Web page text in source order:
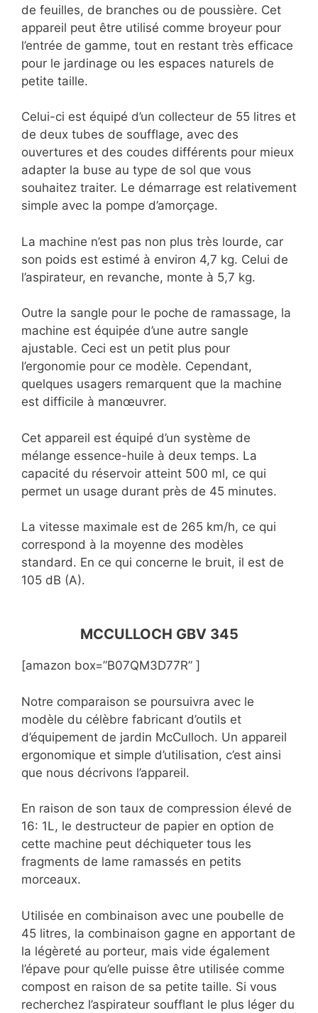
de feuilles, de branches ou de poussière. Cet
appareil peut être utilisé comme broyeur pour
l’entrée de gamme, tout en restant très efficace
pour le jardinage ou les espaces naturels de
petite taille.
Celui-ci est équipé d’un collecteur de 55 litres et
de deux tubes de soufflage, avec des
ouvertures et des coudes différents pour mieux
adapter la buse au type de sol que vous
souhaitez traiter. Le démarrage est relativement
simple avec la pompe d’amorçage.
La machine n’est pas non plus très lourde, car
son poids est estimé à environ 4,7 kg. Celui de
l’aspirateur, en revanche, monte à 5,7 kg.
Outre la sangle pour le poche de ramassage, la
machine est équipée d’une autre sangle
ajustable. Ceci est un petit plus pour
l’ergonomie pour ce modèle. Cependant,
quelques usagers remarquent que la machine
est difficile à manœuvrer.
Cet appareil est équipé d’un système de
mélange essence-huile à deux temps. La
capacité du réservoir atteint 500 ml, ce qui
permet un usage durant près de 45 minutes.
La vitesse maximale est de 265 km/h, ce qui
correspond à la moyenne des modèles
standard. En ce qui concerne le bruit, il est de
105 dB (A).
MCCULLOCH GBV 345
[amazon box=”B07QM3D77R” ]
Notre comparaison se poursuivra avec le
modèle du célèbre fabricant d’outils et
d’équipement de jardin McCulloch. Un appareil
ergonomique et simple d’utilisation, c’est ainsi
que nous décrivons l’appareil.
En raison de son taux de compression élevé de
16: 1L, le destructeur de papier en option de
cette machine peut déchiqueter tous les
fragments de lame ramassés en petits
morceaux.
Utilisée en combinaison avec une poubelle de
45 litres, la combinaison gagne en apportant de
la légèreté au porteur, mais vide également
l’épave pour qu’elle puisse être utilisée comme
compost en raison de sa petite taille. Si vous
recherchez l’aspirateur soufflant le plus léger du